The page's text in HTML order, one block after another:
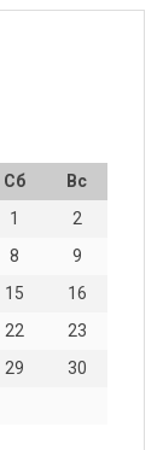
Сб
Вс
1
2
8
9
15
16
22
23
29
30